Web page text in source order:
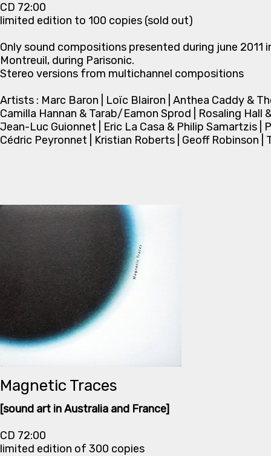
CD 72:00
limited edition to 100 copies (sold out)
Only sound compositions presented during june 2011
Montreuil, during Parisonic.
Stereo versions from multichannel compositions
Artists : Marc Baron | Loïc Blairon | Anthea Caddy &
Camilla Hannan & Tarab/Eamon Sprod | Rosaling Hall
Jean-Luc Guionnet | Eric La Casa & Philip Samartzis |
Cédric Peyronnet | Kristian Roberts | Geoff Robinson |
Magnetic Traces
[sound art in Australia and France]
CD 72:00
limited edition of 300 copies